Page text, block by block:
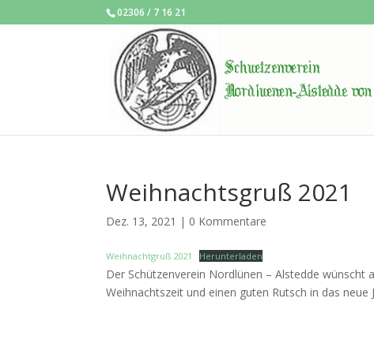
02306 / 7 16 21
Weihnachtsgruß 2021
Dez. 13, 2021 | 0 Kommentare
Weihnachtgruß 2021 Herunterladen
Der Schützenverein Nordlünen – Alstedde wünscht
Weihnachtszeit und einen guten Rutsch in das neue